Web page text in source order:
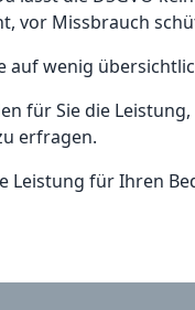
vor Missbrauch
wenig
für Sie die
erfragen.
Leistung für Ihren